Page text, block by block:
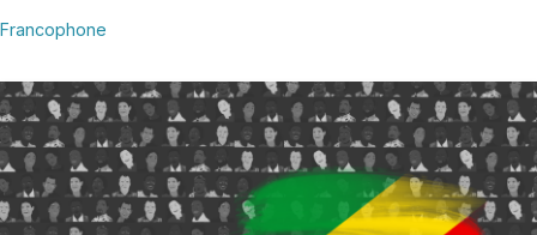
Francophone